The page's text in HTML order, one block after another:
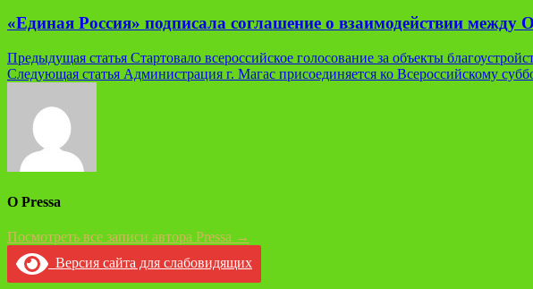
«Единая Россия» подписала соглашение о взаимодействии
Навигация
по
записям
Предыдущая статья Стартовало всероссийское голосование за объекты
Следующая статья Администрация г. Магас присоединяется ко Всероссийскому
О Pressa
Посмотреть все записи автора Pressa →
Версия сайта для слабовидящих